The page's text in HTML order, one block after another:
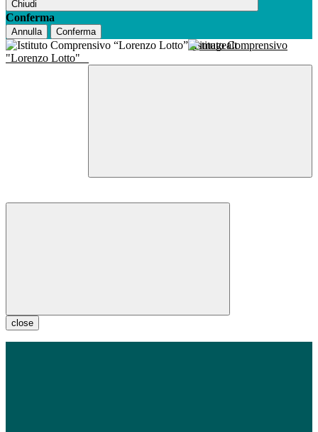
Chiudi
Conferma
Annulla Conferma
Istituto Comprensivo
"Lorenzo Lotto"
close